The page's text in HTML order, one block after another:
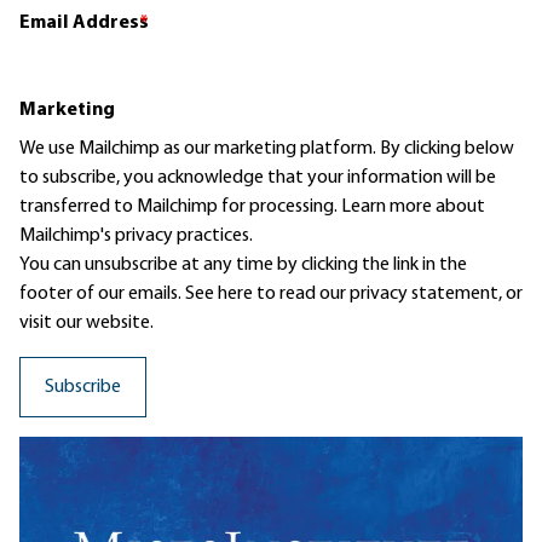
Email Address
*
Marketing
We use Mailchimp as our marketing platform. By clicking below
to subscribe, you acknowledge that your information will be
transferred to Mailchimp for processing. Learn moreabout
Mailchimp's privacy practices.
You can unsubscribe at any time by clicking the link in the
footer of our emails. See here to read ourprivacy statement, or
visit our website.